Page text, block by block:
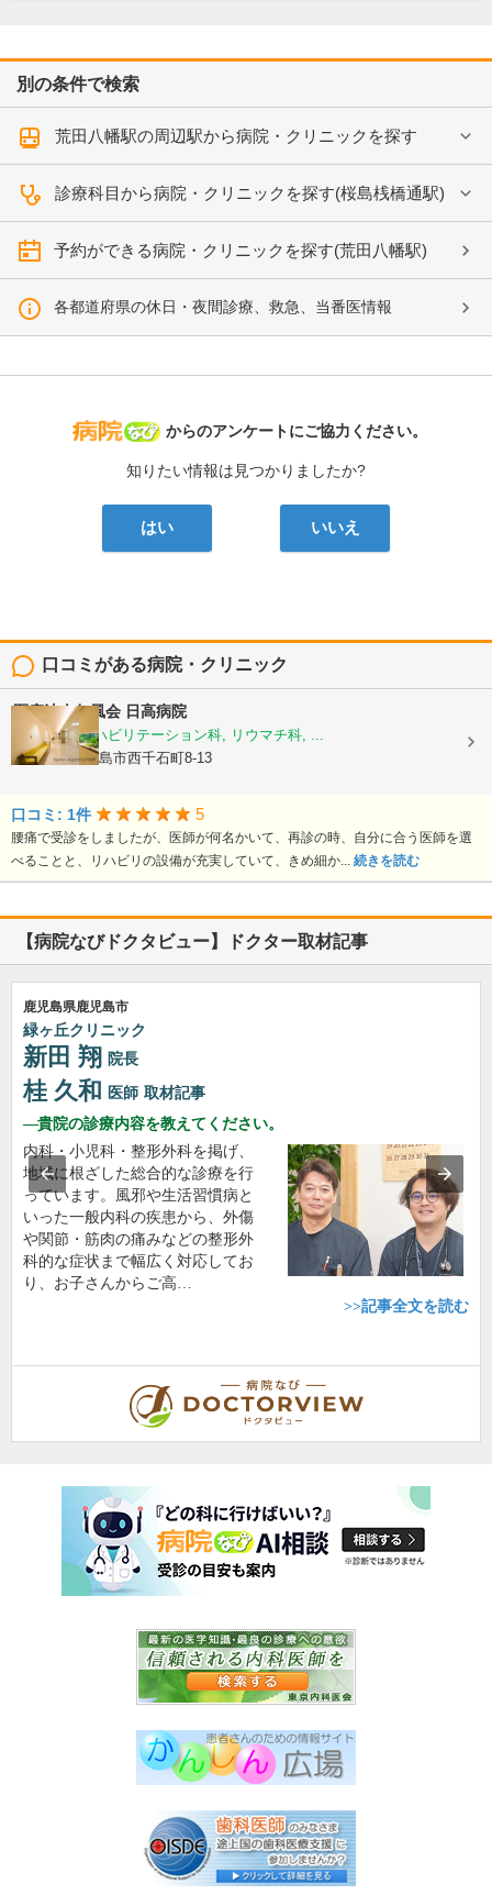
別の条件で検索
荒田八幡駅の周辺駅から病院・クリニックを探す
診療科目から病院・クリニックを探す(桜島桟橋通駅)
予約ができる病院・クリニックを探す(荒田八幡駅)
各都道府県の休日・夜間診療、救急、当番医情報
病院なび
からのアンケートにご協力ください。
知りたい情報は見つかりましたか?
はい いいえ
口コミがある病院・クリニック
医療法人仁風会 日高病院
整形外科, リハビリテーション科, リウマチ科, ...
鹿児島県鹿児島市西千石町8-13
口コミ: 1件 5
腰痛で受診をしましたが、医師が何名かいて、再診の時、自分に合う医師を選
べることと、リハビリの設備が充実していて、きめ細か... 続きを読む
【病院なびドクタビュー】ドクター取材記事
鹿児島県鹿児島市
緑ヶ丘クリニック
新田 翔 院長
桂 久和 医師 取材記事
貴院の診療内容を教えてください。
内科・小児科・整形外科を掲げ、
地域に根ざした総合的な診療を行
っています。風邪や生活習慣病と
いった一般内科の疾患から、外傷
や関節・筋肉の痛みなどの整形外
科的な症状まで幅広く対応してお
り、お子さんからご高…
>>記事全文を読む